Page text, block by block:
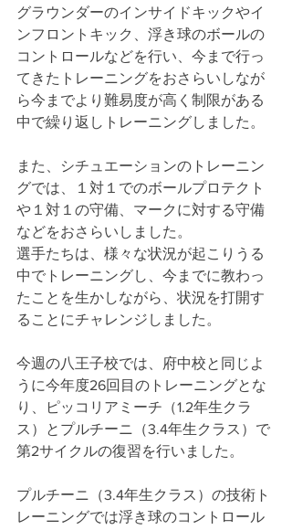
グラウンダーのインサイドキックやイ
ンフロントキック、浮き球のボールの
コントロールなどを行い、今まで行っ
てきたトレーニングをおさらいしなが
ら今までより難易度が高く制限がある
中で繰り返しトレーニングしました。
また、シチュエーションのトレーニン
グでは、１対１でのボールプロテクト
や１対１の守備、マークに対する守備
などをおさらいしました。
選手たちは、様々な状況が起こりうる
中でトレーニングし、今までに教わっ
たことを生かしながら、状況を打開す
ることにチャレンジしました。
今週の八王子校では、府中校と同じよ
うに今年度26回目のトレーニングとな
り、ピッコリアミーチ（1.2年生クラ
ス）とプルチーニ（3.4年生クラス）で
第2サイクルの復習を行いました。
プルチーニ（3.4年生クラス）の技術ト
レーニングでは浮き球のコントロール